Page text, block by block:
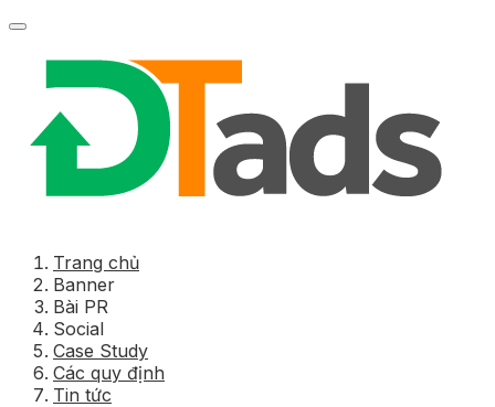
Trang chủ
Banner
Bài PR
Social
Case Study
Các quy định
Tin tức